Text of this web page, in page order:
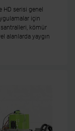
HD serisi genel
için
kömür
alanlarda yaygın